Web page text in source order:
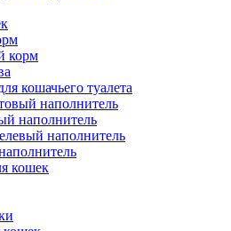
корм
кошачьего туалета
наполнитель
наполнитель
наполнитель
кошек